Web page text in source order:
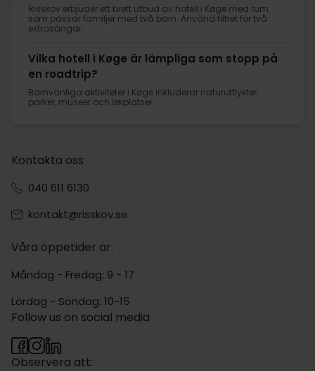
Risskov erbjuder ett brett utbud av hotell i Køge med rum
som passar familjer med två barn. Använd filtret för två
extrasängar.
Vilka hotell i Køge är lämpliga som stopp på
en roadtrip?
Barnvänliga aktiviteter i Køge inkluderar naturutflykter,
parker, museer och lekplatser.
Kontakta oss
040 611 6130
kontakt@risskov.se
Våra öppetider är:
Måndag - Fredag: 9 - 17
Lördag - Söndag: 10-15
Observera att:
Follow us on social media